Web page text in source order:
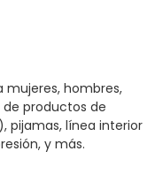
hombres,
de productos de
pijamas, línea interior
y más.